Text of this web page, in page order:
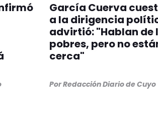
García Cuerva
a la dirigencia
advirtió: "Hablan de
pobres, pero no
cerca"
PorRedacción Diario de Cuyo